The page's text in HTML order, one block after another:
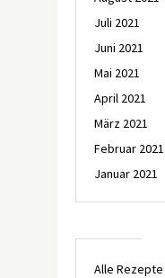
Juli 2021
Juni 2021
Mai 2021
April 2021
März 2021
Februar 2021
Januar 2021
Alle Rezepte